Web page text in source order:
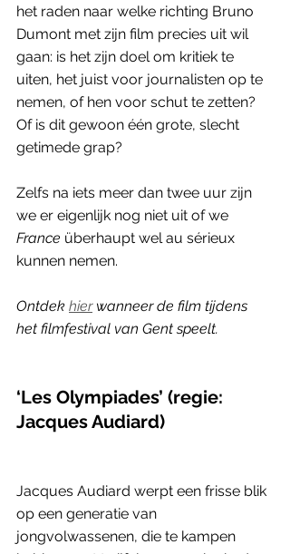
het raden naar welke richting Bruno
Dumont met zijn film precies uit wil
gaan: is het zijn doel om kritiek te
uiten, het juist voor journalisten op te
nemen, of hen voor schut te zetten?
Of is dit gewoon één grote, slecht
getimede grap?
Zelfs na iets meer dan twee uur zijn
we er eigenlijk nog niet uit of we
France überhaupt wel au sérieux
kunnen nemen.
Ontdek hier wanneer de film tijdens
het filmfestival van Gent speelt.
‘Les Olympiades’ (regie:
Jacques Audiard)
Jacques Audiard werpt een frisse blik
op een generatie van
jongvolwassenen, die te kampen